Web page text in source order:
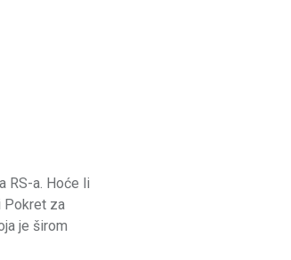
RS-a. Hoće li
Pokret za
je širom